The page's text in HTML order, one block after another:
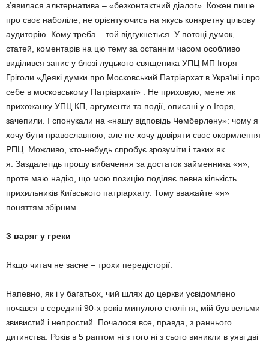
з’явилася альтернатива – «безконтактний діалог». Кожен пише
про своє наболіле, не орієнтуючись на якусь конкретну цільову
аудиторію. Кому треба – той відгукнеться. У потоці думок,
статей, коментарів на цю тему за останнім часом особливо
виділився запис у блозі луцького священика УПЦ МП Ігоря
Гріголи «Деякі думки про Московський Патріархат в Україні і про
себе в московському Патріархаті» . Не приховую, мене як
прихожанку УПЦ КП, аргументи та події, описані у о.Ігоря,
зачепили. І спонукали на «нашу відповідь Чемберлену»: чому я
хочу бути православною, але не хочу довіряти своє окормлення
РПЦ. Можливо, хто-небудь спробує зрозуміти і таких як
я. Заздалегідь прошу вибачення за достаток займенника «я»,
проте маю надію, що мою позицію поділяє певна кількість
прихильників Київського патріархату. Тому вважайте «я»
поняттям збірним …
З варяг у греки
Якщо читач не засне – трохи передісторії.
Напевно, як і у багатьох, чий шлях до церкви усвідомлено
почався в середині 90-х років минулого століття, мій був вельми
звивистий і непростий. Почалося все, правда, з раннього
дитинства. Років в 5 раптом ні з того ні з сього виникли в уяві дві